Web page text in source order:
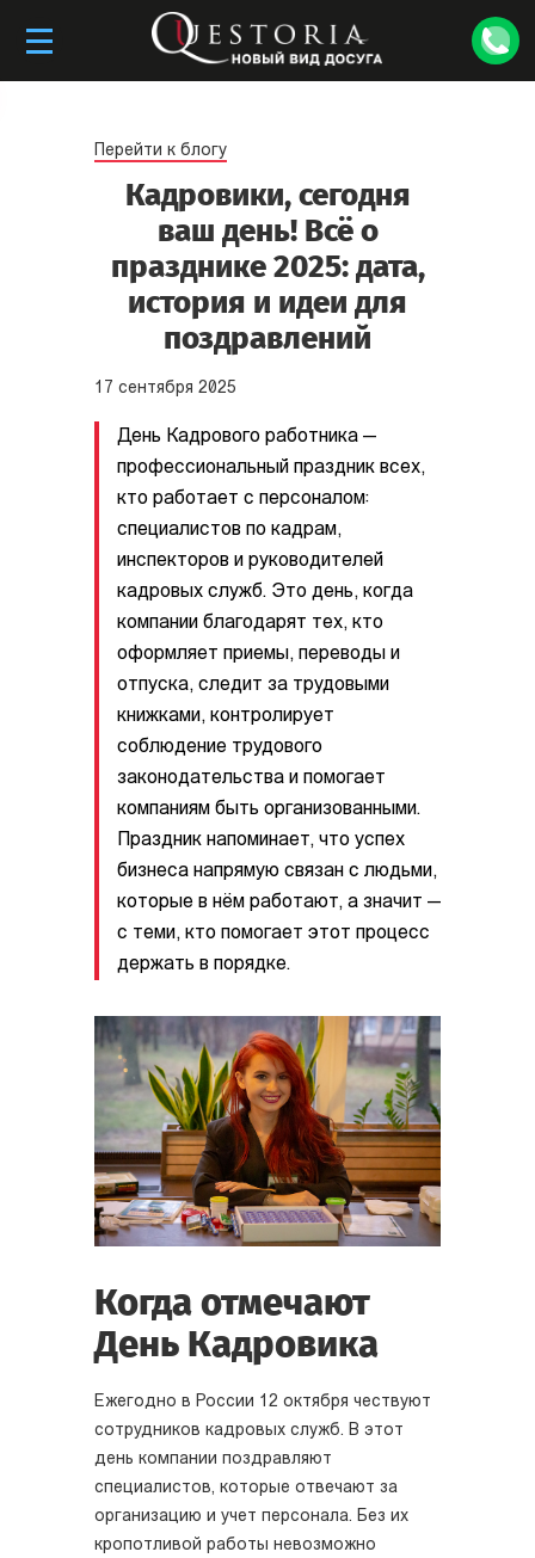
Перейти к блогу
Кадровики, сегодня
ваш день! Всё о
празднике 2025: дата,
история и идеи для
поздравлений
17 сентября 2025
День Кадрового работника —
профессиональный праздник всех,
кто работает с персоналом:
специалистов по кадрам,
инспекторов и руководителей
кадровых служб. Это день, когда
компании благодарят тех, кто
оформляет приемы, переводы и
отпуска, следит за трудовыми
книжками, контролирует
соблюдение трудового
законодательства и помогает
компаниям быть организованными.
Праздник напоминает, что успех
бизнеса напрямую связан с людьми,
которые в нём работают, а значит —
с теми, кто помогает этот процесс
держать в порядке.
Когда отмечают
День Кадровика
Ежегодно в России 12 октября чествуют
сотрудников кадровых служб. В этот
день компании поздравляют
специалистов, которые отвечают за
организацию и учет персонала. Без их
кропотливой работы невозможно